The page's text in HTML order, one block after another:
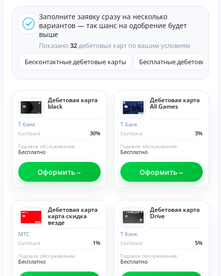
Заполните заявку сразу на несколько
вариантов — так шанс на одобрение будет
выше
Показано 32дебетовых карт по вашим условиям
Бесконтактные дебетовые карты
Бесплатные дебетовые
Дебетовая карта
black
Т банк
30%
Cashback
Бесплатно
Годовое обслуживание
Оформить
Дебетовая карта
All Games
Т банк
3%
Cashback
Бесплатно
Годовое обслуживание
Оформить
Дебетовая карта
карта скидка
везде
МТС
1%
Cashback
Бесплатно
Годовое обслуживание
Дебетовая карта
Drive
Т банк
5%
Cashback
Бесплатно
Годовое обслуживание